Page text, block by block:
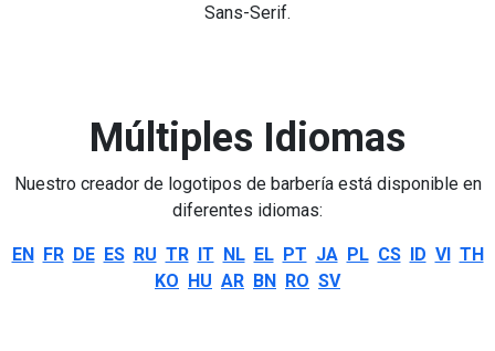
Sans-Serif.
Múltiples Idiomas
Nuestro creador de logotipos de barbería está disponible en
diferentes idiomas:
EN FR DE ES RU TR IT NL EL PT JA PL CS ID VI TH
KO HU AR BN RO SV